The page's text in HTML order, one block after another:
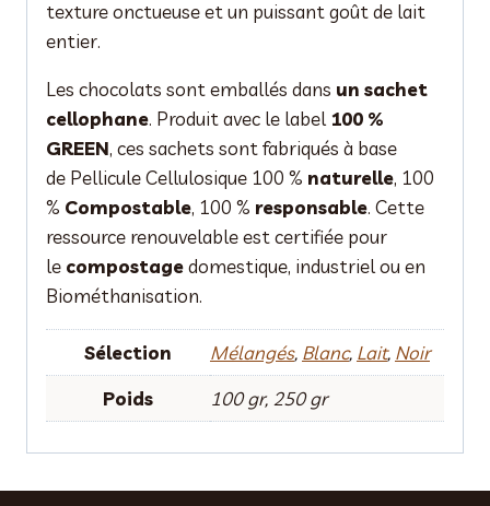
texture onctueuse et un puissant goût de lait
entier.
Les chocolats sont emballés dans un sachet
cellophane. Produit avec le label 100 %
GREEN, ces sachets sont fabriqués à base
de Pellicule Cellulosique 100 % naturelle, 100
% Compostable, 100 % responsable. Cette
ressource renouvelable est certifiée pour
le compostagedomestique, industriel ou en
Biométhanisation.
Sélection Mélangés, Blanc, Lait, Noir
Poids
100 gr, 250 gr